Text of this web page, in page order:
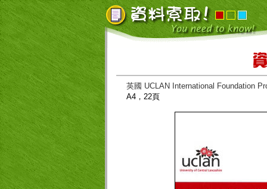
英國 UCLAN International Foundation
A4，22頁